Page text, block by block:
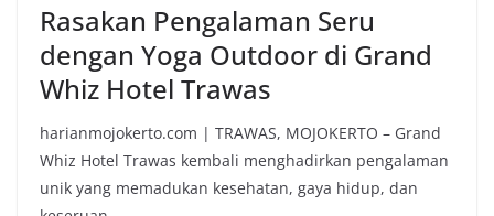
Rasakan Pengalaman Seru
dengan Yoga Outdoor di Grand
Whiz Hotel Trawas
harianmojokerto.com | TRAWAS, MOJOKERTO – Grand
Whiz Hotel Trawas kembali menghadirkan pengalaman
unik yang memadukan kesehatan, gaya hidup, dan